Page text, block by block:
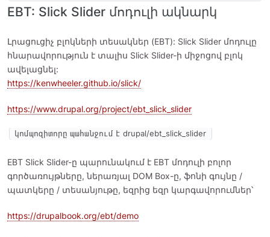
EBT: Slick Slider մոդուլի ակնարկ
Լրացուցիչ բլոկների տեսակներ (EBT): Slick Slider մոդուլը
հնարավորություն է տալիս Slick Slider-ի միջոցով բլոկ
ավելացնել:
https://kenwheeler.github.io/slick/
https://www.drupal.org/project/ebt_slick_slider
կոմպոզիտորը պահանջում է drupal/ebt_slick_slider
EBT Slick Slider-ը պարունակում է EBT մոդուլի բոլոր
գործառույթները, ներառյալ DOM Box-ը, ֆոնի գույնը /
պատկերը / տեսանյութը, եզրից եզր կարգավորումներ՝
https://drupalbook.org/ebt/demo